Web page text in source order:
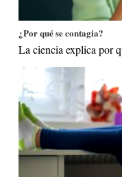
¿Por qué se contagia?
La ciencia explica por